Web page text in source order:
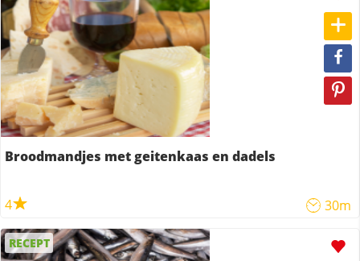
Broodmandjes met geitenkaas en dadels
4 30m
RECEPT